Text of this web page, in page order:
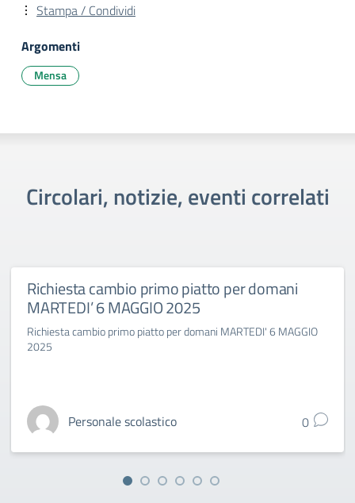
Stampa / Condividi
Argomenti
Mensa
Circolari, notizie, eventi correlati
Richiesta cambio primo piatto per domani
MARTEDI’ 6 MAGGIO 2025
Richiesta cambio primo piatto per domani MARTEDI' 6 MAGGIO
2025
Personale scolastico 0